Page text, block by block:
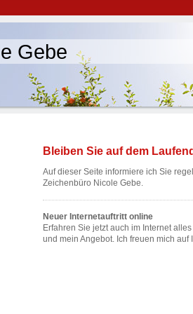
Gebe
Bleiben Sie auf dem
Auf dieser Seite informiere ich Sie
Zeichenbüro Nicole Gebe.
Neuer Internetauftritt online
Erfahren Sie jetzt auch im Internet
und mein Angebot. Ich freuen mich